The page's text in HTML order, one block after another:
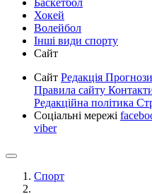
Баскетбол
Хокей
Волейбол
Інші види спорту
Сайт
Сайт Редакція Прогнози
Правила сайту
Редакційна політика
Соціальні мережі
viber
Спорт